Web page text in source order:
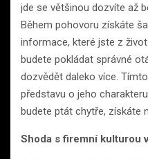
jde se většinou dozvíte až
Během pohovoru získáte
informace, které jste z
budete pokládat správné
dozvědět daleko více.
představu o jeho
budete ptát chytře, získáte
Shoda s firemní kulturou